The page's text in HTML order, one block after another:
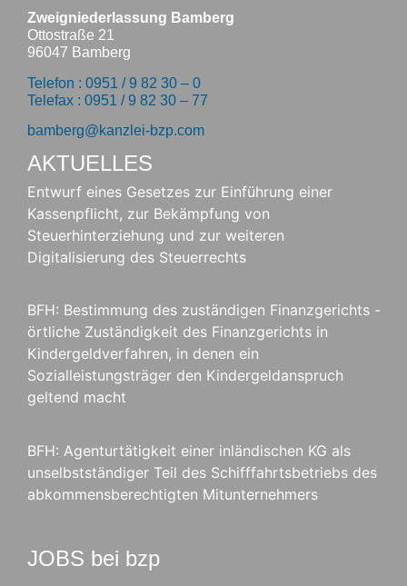
Zweigniederlassung Bamberg
Ottostraße 21
96047 Bamberg
Telefon : 0951 / 9 82 30 – 0
Telefax : 0951 / 9 82 30 – 77
bamberg@kanzlei-bzp.com
AKTUELLES
Entwurf eines Gesetzes zur Einführung einer
Kassenpflicht, zur Bekämpfung von
Steuerhinterziehung und zur weiteren
Digitalisierung des Steuerrechts
BFH: Bestimmung des zuständigen Finanzgerichts -
örtliche Zuständigkeit des Finanzgerichts in
Kindergeldverfahren, in denen ein
Sozialleistungsträger den Kindergeldanspruch
geltend macht
BFH: Agenturtätigkeit einer inländischen KG als
unselbstständiger Teil des Schifffahrtsbetriebs des
abkommensberechtigten Mitunternehmers
JOBS bei bzp